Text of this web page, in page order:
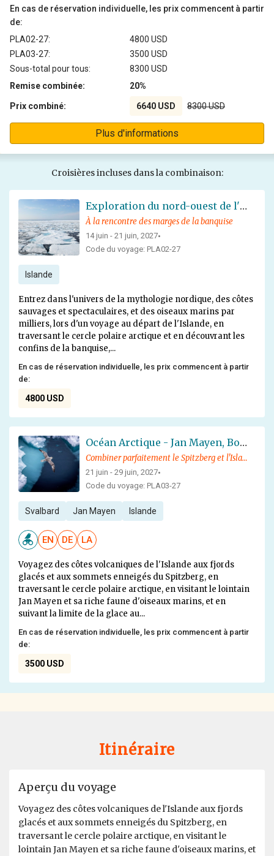
En cas de réservation individuelle, les prix commencent à partir
de:
PLA02-27:
4800 USD
PLA03-27:
3500 USD
Sous-total pour tous:
8300 USD
Remise combinée:
20%
Prix combiné: 6640 USD 8300 USD
Plus d'informations
Croisières incluses dans la combinaison:
Exploration du nord-ouest de l'Islande - Au cœur de la banquise de la mer du Groenland - Solstice d'été
À la rencontre des marges de la banquise
14 juin - 21 juin, 2027•
Code du voyage: PLA02-27
Islande
Entrez dans l'univers de la mythologie nordique, des côtes
sauvages et spectaculaires, et des oiseaux marins par
milliers, lors d'un voyage au départ de l'Islande, en
traversant le cercle polaire arctique et en découvrant les
confins de la banquise,...
En cas de réservation individuelle, les prix commencent à partir
de:
4800 USD
Océan Arctique - Jan Mayen, Bordure de glace, Spitzberg, Birding - Solstice d'été
Combiner parfaitement le Spitzberg et l'Islande
21 juin - 29 juin, 2027•
Code du voyage: PLA03-27
Svalbard Jan Mayen Islande
EN DE LA
Voyagez des côtes volcaniques de l'Islande aux fjords
glacés et aux sommets enneigés du Spitzberg, en
traversant le cercle polaire arctique, en visitant le lointain
Jan Mayen et sa riche faune d'oiseaux marins, et en
suivant la limite de la glace au...
En cas de réservation individuelle, les prix commencent à partir
de:
3500 USD
Itinéraire
Aperçu du voyage
Voyagez des côtes volcaniques de l'Islande aux fjords
glacés et aux sommets enneigés du Spitzberg, en
traversant le cercle polaire arctique, en visitant le
lointain Jan Mayen et sa riche faune d'oiseaux marins, et